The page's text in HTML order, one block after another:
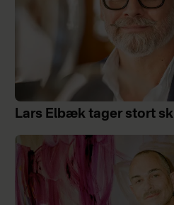
Lars Elbæk tager stort